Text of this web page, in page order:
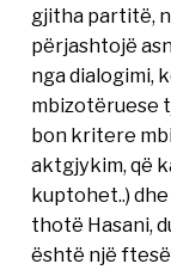
gjitha partitë,
përjashtojë
nga dialogimi,
mbizotëruese
bon kritere
aktgjykim, që
kuptohet..)
thotë Hasani,
është një